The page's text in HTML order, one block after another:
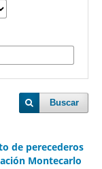
Buscar
de perecederos
Montecarlo